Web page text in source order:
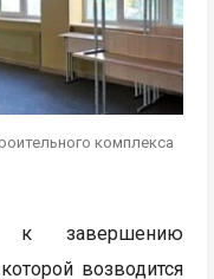
комплекса
к завершению
возводится